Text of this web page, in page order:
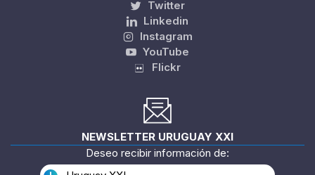
SÍGUENOS EN
Twitter
Linkedin
YouTube
Flickr